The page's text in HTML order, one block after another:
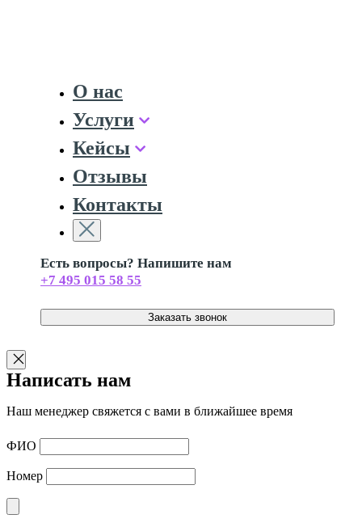
О нас
Услуги
Кейсы
Отзывы
Контакты
Есть вопросы? Напишите нам
+7 495 015 58 55
Заказать звонок
Написать нам
Наш менеджер свяжется с вами в ближайшее время
ФИО
Номер